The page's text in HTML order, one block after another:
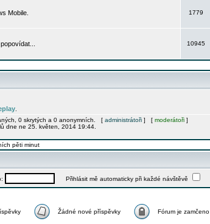
Mobile.
1779
10945
0 skrytých a 0 anonymních. [ administrátoři ] [ moderátoři ]
dne ne 25. květen, 2014 19:44.
pěti minut
Přihlásit mě automaticky při každé návštěvě
Žádné nové příspěvky Fórum je zamčeno